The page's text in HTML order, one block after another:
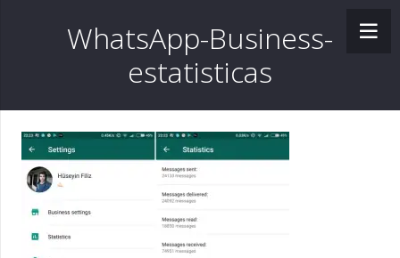
WhatsApp-Business-
estatisticas